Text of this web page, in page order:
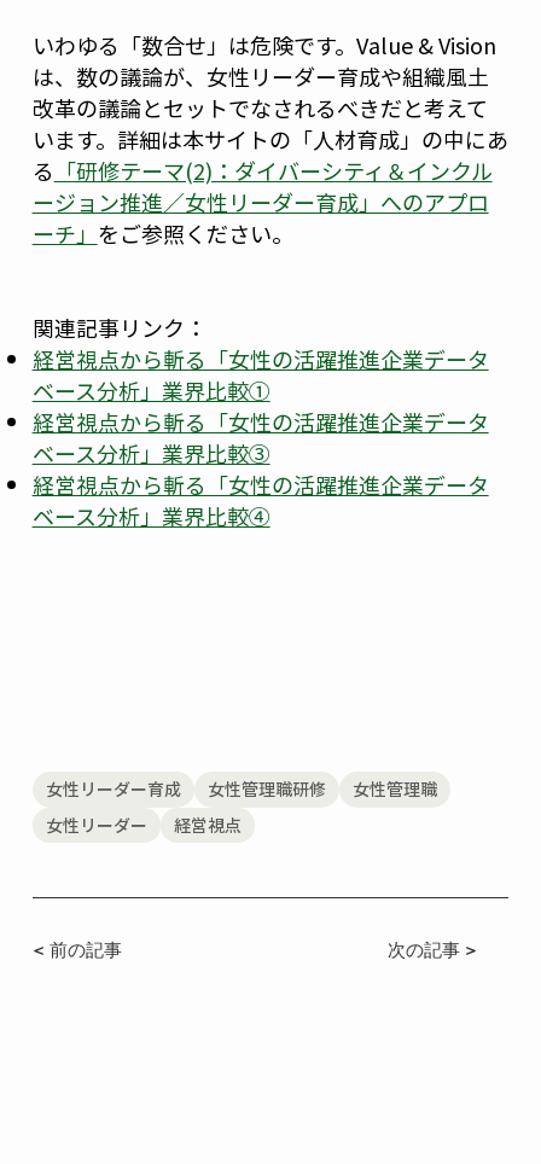
< 前の記事 次の記事 >
女性リーダー育成 女性管理職研修
女性管理職
女性リーダー
経営視点
いわゆる「数合せ」は危険です。Value & Vision
は、数の議論が、女性リーダー育成や組織風土
改革の議論とセットでなされるべきだと考えて
います。詳細は本サイトの「人材育成」の中にあ
る 「研修テーマ(2)：ダイバーシティ＆インクル
ージョン推進／女性リーダー育成」へのアプロ
ーチ」 をご参照ください。
関連記事リンク：
経営視点から斬る「女性の活躍推進企業データ
ベース分析」業界比較①
経営視点から斬る「女性の活躍推進企業データ
ベース分析」業界比較③
経営視点から斬る「女性の活躍推進企業データ
ベース分析」業界比較④